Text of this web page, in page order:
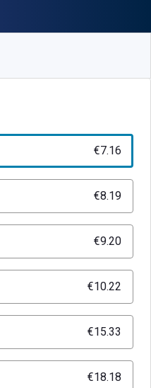
€7.16
€8.19
€9.20
€10.22
€15.33
€18.18